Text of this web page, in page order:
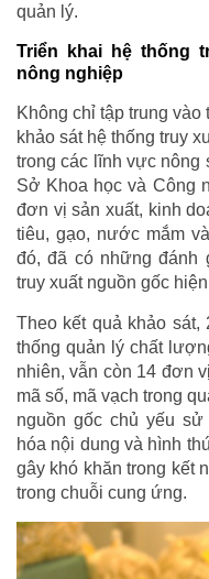
quản lý.
Triển khai hệ thống
nông nghiệp
Không chỉ tập trung vào
khảo sát hệ thống truy
trong các lĩnh vực nông
Sở Khoa học và Công
đơn vị sản xuất, kinh
tiêu, gạo, nước mắm
đó, đã có những đánh
truy xuất nguồn gốc
Theo kết quả khảo
thống quản lý chất
nhiên, vẫn còn 14 đơn
mã số, mã vạch trong
nguồn gốc chủ yếu
hóa nội dung và hình
gây khó khăn trong kết
trong chuỗi cung ứng.